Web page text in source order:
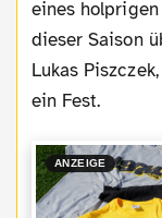
eines
dieser Saison
Lukas
ein Fest.
ANZEIGE